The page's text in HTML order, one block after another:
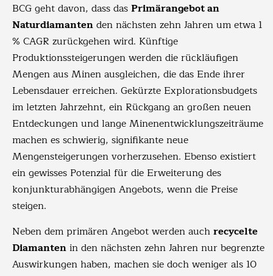
BCG geht davon, dass dasPrimärangebot an
Naturdiamantenden nächsten zehn Jahren um etwa 1
% CAGR zurückgehen wird. Künftige
Produktionssteigerungen werden die rückläufigen
Mengen aus Minen ausgleichen, die das Ende ihrer
Lebensdauer erreichen. Gekürzte Explorationsbudgets
im letzten Jahrzehnt, ein Rückgang an großen neuen
Entdeckungen und lange Minenentwicklungszeiträume
machen es schwierig, signifikante neue
Mengensteigerungen vorherzusehen. Ebenso existiert
ein gewisses Potenzial für die Erweiterung des
konjunkturabhängigen Angebots, wenn die Preise
steigen.
Neben dem primären Angebot werden auchrecycelte
Diamantenin den nächsten zehn Jahren nur begrenzte
Auswirkungen haben, machen sie doch weniger als 10